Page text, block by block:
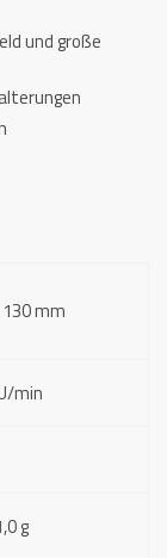
und große
mm
min
g